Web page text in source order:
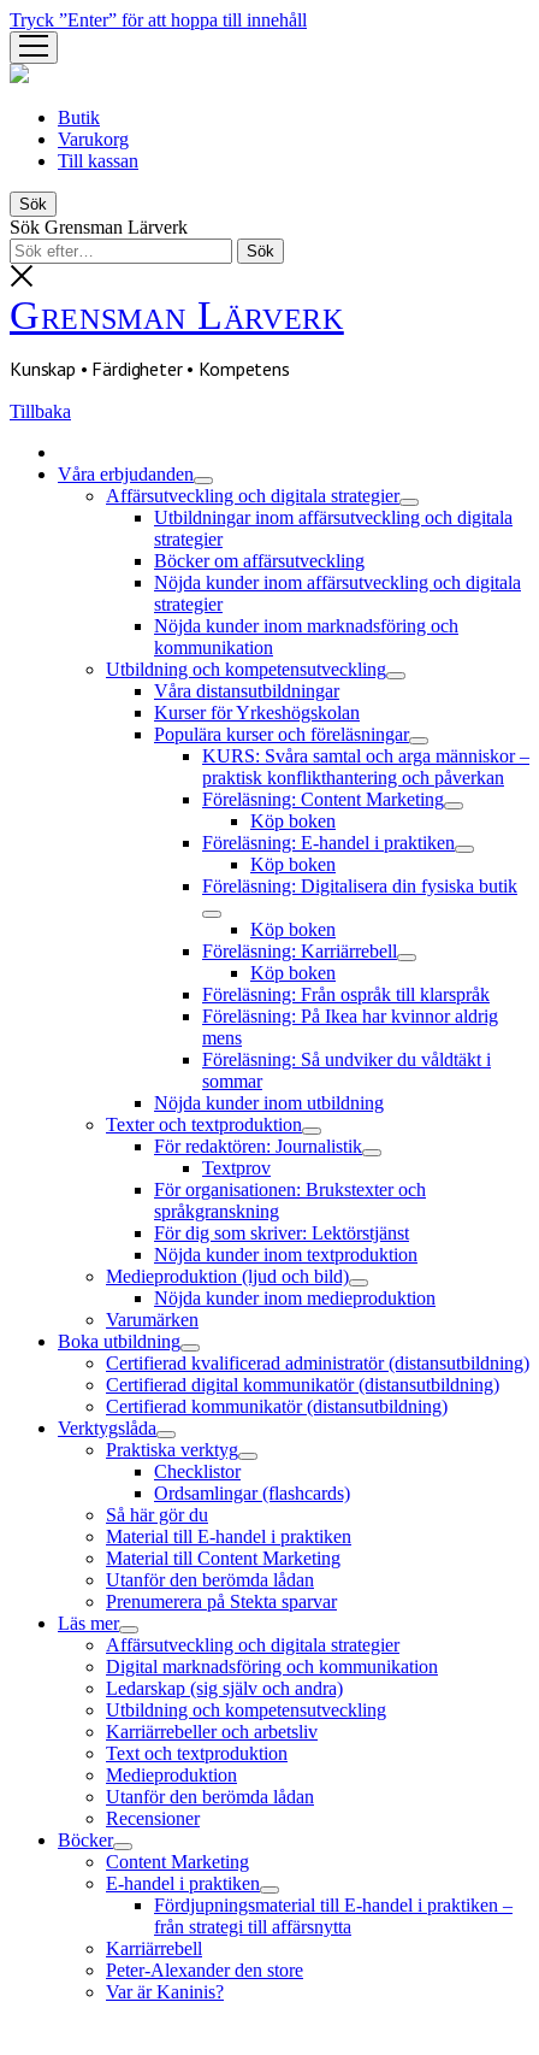
Tryck ”Enter” för att hoppa till innehåll
öppna
meny
Butik
Varukorg
Till kassan
Sök
Sök Grensman Lärverk
Grensman Lärverk
Kunskap • Färdigheter • Kompetens
Tillbaka
Våra erbjudanden
öppna
meny
Affärsutveckling och digitala strategier
öppna
meny
Utbildningar inom affärsutveckling och digitala
strategier
Böcker om affärsutveckling
Nöjda kunder inom affärsutveckling och digitala
strategier
Nöjda kunder inom marknadsföring och
kommunikation
Utbildning och kompetensutveckling
öppna
Våra distansutbildningar
Kurser för Yrkeshögskolan
Populära kurser och föreläsningar
öppna
meny
KURS: Svåra samtal och arga människor –
praktisk konflikthantering och påverkan
Föreläsning: Content Marketing
öppna
Köp boken
Föreläsning: E-handel i praktiken
öppna
meny
Köp boken
Föreläsning: Digitalisera din fysiska butik
öppna
meny
Köp boken
Föreläsning: Karriärrebell
öppna
meny
Köp boken
Föreläsning: Från ospråk till klarspråk
Föreläsning: På Ikea har kvinnor aldrig
mens
Föreläsning: Så undviker du våldtäkt i
sommar
Nöjda kunder inom utbildning
Texter och textproduktion
öppna
meny
För redaktören: Journalistik
öppna
Textprov
För organisationen: Brukstexter och
språkgranskning
För dig som skriver: Lektörstjänst
Nöjda kunder inom textproduktion
Medieproduktion (ljud och bild)
öppna
meny
Nöjda kunder inom medieproduktion
Varumärken
Boka utbildning
öppna
meny
Certifierad kvalificerad administratör (distansutbildning)
Certifierad digital kommunikatör (distansutbildning)
Certifierad kommunikatör (distansutbildning)
Verktygslåda
öppna
meny
Praktiska verktyg
öppna
meny
Checklistor
Ordsamlingar (flashcards)
Så här gör du
Material till E-handel i praktiken
Material till Content Marketing
Utanför den berömda lådan
Prenumerera på Stekta sparvar
Läs mer
öppna
meny
Affärsutveckling och digitala strategier
Digital marknadsföring och kommunikation
Ledarskap (sig själv och andra)
Utbildning och kompetensutveckling
Karriärrebeller och arbetsliv
Text och textproduktion
Medieproduktion
Utanför den berömda lådan
Recensioner
Böcker
öppna
meny
Content Marketing
E-handel i praktiken
öppna
meny
Fördjupningsmaterial till E-handel i praktiken –
från strategi till affärsnytta
Karriärrebell
Peter-Alexander den store
Var är Kaninis?